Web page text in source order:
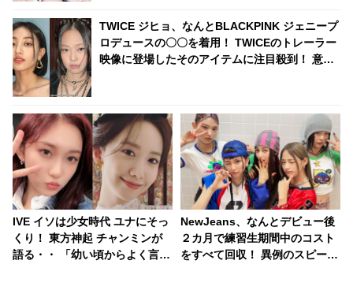
TWICE ジヒョ、なんとBLACKPINK ジェニープ
ロデュースの〇〇を着用！ TWICEのトレーラー
映像に登場したそのアイテムに注目殺到！ 意外
IVE イソは少女時代 ユナにそっ
くり！ 東方神起 チャンミンが
語る・・ 「幼い頃からよく言わ
NewJeans、なんとデビュー後
２カ月で練習生期間中のコスト
をすべて回収！ 異例のスピード